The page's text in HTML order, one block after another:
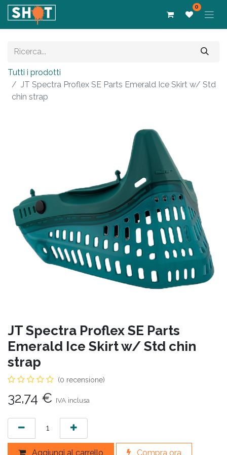
0
Tutti i prodotti
JT Spectra Proflex SE Parts Emerald Ice Skirt w/ Std
chin strap
JT Spectra Proflex SE Parts
Emerald Ice Skirt w/ Std chin
strap
(0 recensione)
32,74 € IVA inclusa
Aggiungi al carrello Compra ora